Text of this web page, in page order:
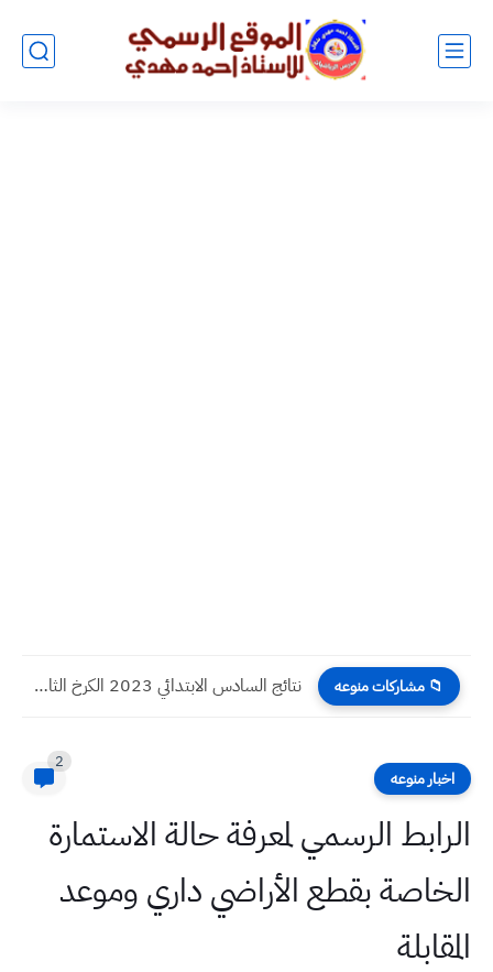
📁 مشاركات منوعه نتائج السادس الابتدائي 2023 الكرخ الثالث الدور الثالث
اخبار منوعه
2
الرابط الرسمي لمعرفة حالة الاستمارة
الخاصة بقطع الأراضي داري وموعد
المقابلة